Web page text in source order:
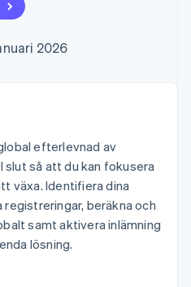
Stripe Sigma
rapporter
resor
och
2026
efterlevnad av
så att du kan fokusera
växa. Identifiera dina
beräkna och
samt aktivera inlämning
lösning.